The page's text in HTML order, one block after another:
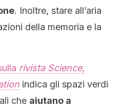
. Inoltre, stare all’aria
della memoria e la
rivista Science,
indica gli spazi verdi
che aiutano a